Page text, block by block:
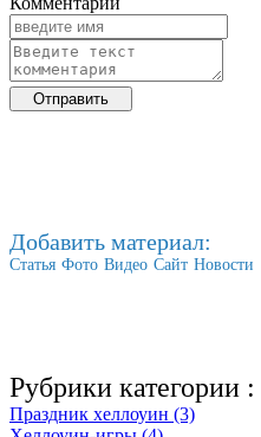
Добавить материал:
Статья Фото Видео Сайт Новости
Рубрики категории :
Праздник хеллоуин (3)